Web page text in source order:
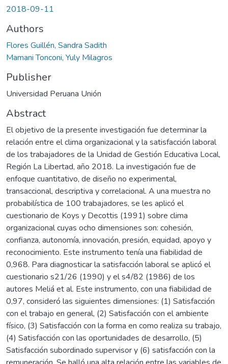
2018-09-11
Authors
Flores Guillén, Sandra Sadith
Mamani Tonconi, Yuly Milagros
Publisher
Universidad Peruana Unión
Abstract
El objetivo de la presente investigación fue determinar la
relación entre el clima organizacional y la satisfacción laboral
de los trabajadores de la Unidad de Gestión Educativa Local,
Región La Libertad, año 2018. La investigación fue de
enfoque cuantitativo, de diseño no experimental,
transaccional, descriptiva y correlacional. A una muestra no
probabilística de 100 trabajadores, se les aplicó el
cuestionario de Koys y Decottis (1991) sobre clima
organizacional cuyas ocho dimensiones son: cohesión,
confianza, autonomía, innovación, presión, equidad, apoyo y
reconocimiento. Este instrumento tenía una fiabilidad de
0,968. Para diagnosticar la satisfacción laboral se aplicó el
cuestionario s21/26 (1990) y el s4/82 (1986) de los
autores Meliá et al. Este instrumento, con una fiabilidad de
0,97, consideró las siguientes dimensiones: (1) Satisfacción
con el trabajo en general, (2) Satisfacción con el ambiente
físico, (3) Satisfacción con la forma en como realiza su trabajo,
(4) Satisfacción con las oportunidades de desarrollo, (5)
Satisfacción subordinado supervisor y (6) satisfacción con la